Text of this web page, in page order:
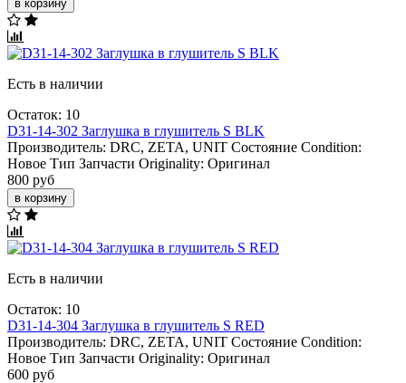
в корзину
Есть в наличии
Остаток: 10
D31-14-302 Заглушка в глушитель S BLK
Производитель: DRC, ZETA, UNIT Состояние Condition:
Новое Тип Запчасти Originality: Оригинал
800 руб
в корзину
Есть в наличии
Остаток: 10
D31-14-304 Заглушка в глушитель S RED
Производитель: DRC, ZETA, UNIT Состояние Condition:
Новое Тип Запчасти Originality: Оригинал
600 руб